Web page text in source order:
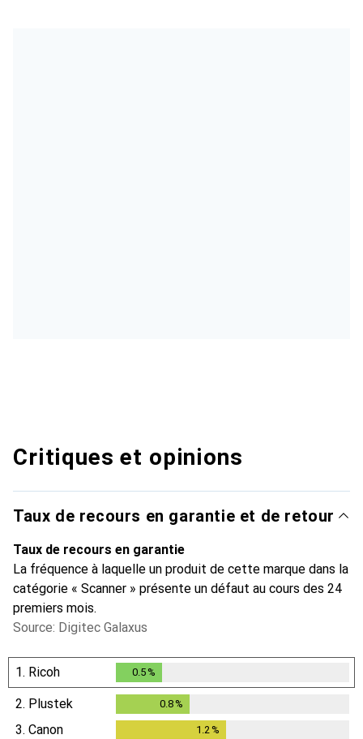
Critiques et opinions
Taux de recours en garantie et de retour
Taux de recours en garantie
La fréquence à laquelle un produit de cette marque dans la
catégorie « Scanner » présente un défaut au cours des 24
premiers mois.
Source: Digitec Galaxus
1. Ricoh 0.5%
2. Plustek 0.8%
3. Canon 1.2 %